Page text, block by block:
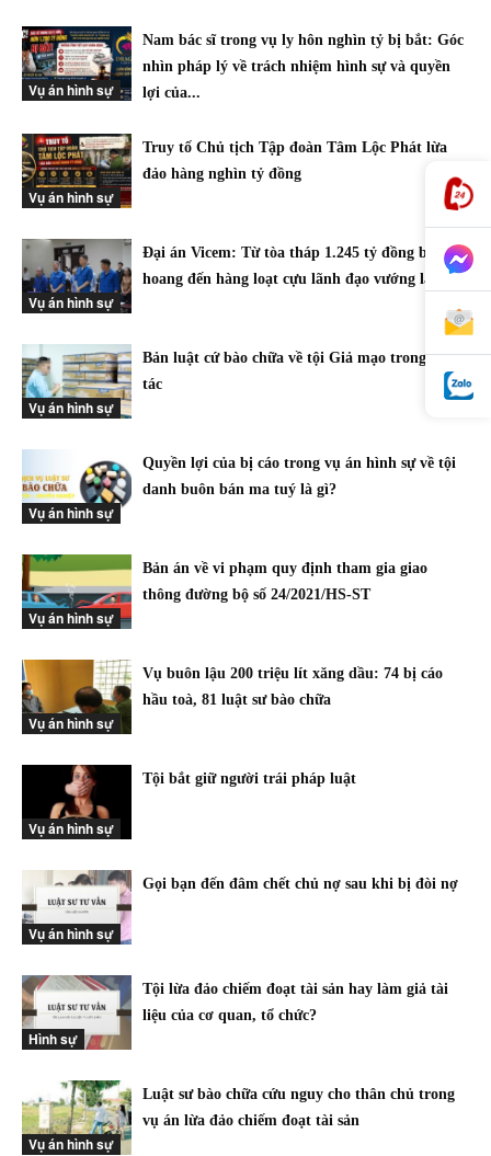
Vụ án hình sự
Nam bác sĩ trong vụ ly hôn nghìn tỷ bị bắt: Góc
nhìn pháp lý về trách nhiệm hình sự và quyền
lợi của...
Vụ án hình sự
Truy tố Chủ tịch Tập đoàn Tâm Lộc Phát lừa
đảo hàng nghìn tỷ đồng
Vụ án hình sự
Đại án Vicem: Từ tòa tháp 1.245 tỷ đồng bỏ
hoang đến hàng loạt cựu lãnh đạo vướng lao lý
Vụ án hình sự
Bản luật cứ bào chữa về tội Giả mạo trong công
tác
Vụ án hình sự
Quyền lợi của bị cáo trong vụ án hình sự về tội
danh buôn bán ma tuý là gì?
Vụ án hình sự
Bản án về vi phạm quy định tham gia giao
thông đường bộ số 24/2021/HS-ST
Vụ án hình sự
Vụ buôn lậu 200 triệu lít xăng dầu: 74 bị cáo
hầu toà, 81 luật sư bào chữa
Vụ án hình sự
Tội bắt giữ người trái pháp luật
Vụ án hình sự
Gọi bạn đến đâm chết chủ nợ sau khi bị đòi nợ
Hình sự
Tội lừa đảo chiếm đoạt tài sản hay làm giả tài
liệu của cơ quan, tổ chức?
Vụ án hình sự
Luật sư bào chữa cứu nguy cho thân chủ trong
vụ án lừa đảo chiếm đoạt tài sản